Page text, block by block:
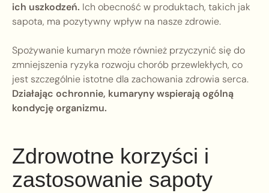
ich uszkodzeń. Ich obecność w produktach, takich jak
sapota, ma pozytywny wpływ na nasze zdrowie.
Spożywanie kumaryn może również przyczynić się do
zmniejszenia ryzyka rozwoju chorób przewlekłych, co
jest szczególnie istotne dla zachowania zdrowia serca.
Działając ochronnie, kumaryny wspierają ogólną
kondycję organizmu.
Zdrowotne korzyści i
zastosowanie sapoty